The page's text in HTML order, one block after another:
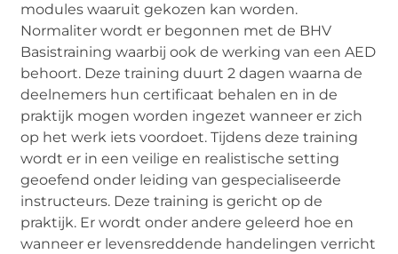
modules waaruit gekozen kan worden.
Normaliter wordt er begonnen met de BHV
Basistraining waarbij ook de werking van een AED
behoort. Deze training duurt 2 dagen waarna de
deelnemers hun certificaat behalen en in de
praktijk mogen worden ingezet wanneer er zich
op het werk iets voordoet. Tijdens deze training
wordt er in een veilige en realistische setting
geoefend onder leiding van gespecialiseerde
instructeurs. Deze training is gericht op de
praktijk. Er wordt onder andere geleerd hoe en
wanneer er levensreddende handelingen verricht